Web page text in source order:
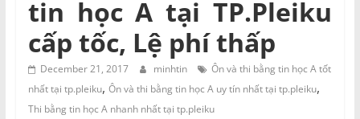
Education
Đào
tạo
và
tin học A tại TP.Pleiku
cấp tốc, Lệ phí thấp
December 21, 2017 minhtin
Ôn và thi bằng tin học A tốt
nhất tại tp.pleiku, Ôn và thi bằng tin học A uy tín nhất tại tp.pleiku,
Thi bằng tin học A nhanh nhất tại tp.pleiku